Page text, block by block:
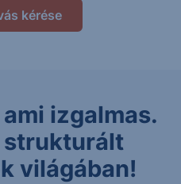
kérése
izgalmas.
strukturált
világában!